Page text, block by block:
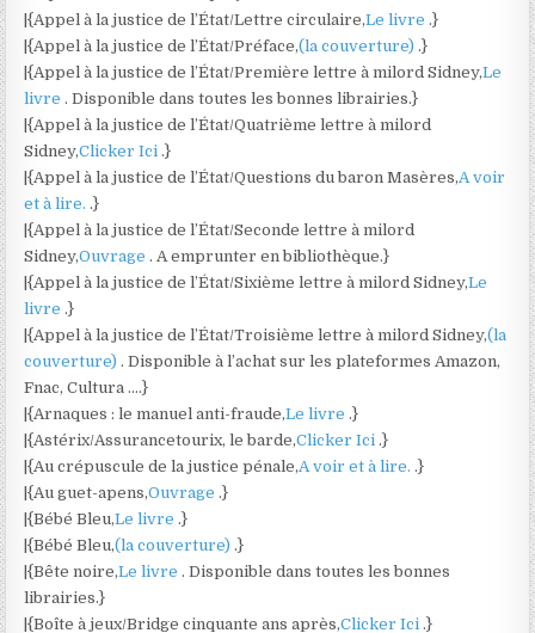
|{Appel à la justice de l’État/Lettre circulaire,Le livre .}
|{Appel à la justice de l’État/Préface,(la couverture) .}
|{Appel à la justice de l’État/Première lettre à milord Sidney,Le
livre . Disponible dans toutes les bonnes librairies.}
|{Appel à la justice de l’État/Quatrième lettre à milord
Sidney,Clicker Ici .}
|{Appel à la justice de l’État/Questions du baron Masères,A voir
et à lire. .}
|{Appel à la justice de l’État/Seconde lettre à milord
Sidney,Ouvrage . A emprunter en bibliothèque.}
|{Appel à la justice de l’État/Sixième lettre à milord Sidney,Le
livre .}
|{Appel à la justice de l’État/Troisième lettre à milord Sidney,(la
couverture) . Disponible à l’achat sur les plateformes Amazon,
Fnac, Cultura ….}
|{Arnaques : le manuel anti-fraude,Le livre .}
|{Astérix/Assurancetourix, le barde,Clicker Ici .}
|{Au crépuscule de la justice pénale,A voir et à lire. .}
|{Au guet-apens,Ouvrage .}
|{Bébé Bleu,Le livre .}
|{Bébé Bleu,(la couverture) .}
|{Bête noire,Le livre . Disponible dans toutes les bonnes
librairies.}
|{Boîte à jeux/Bridge cinquante ans après,Clicker Ici .}